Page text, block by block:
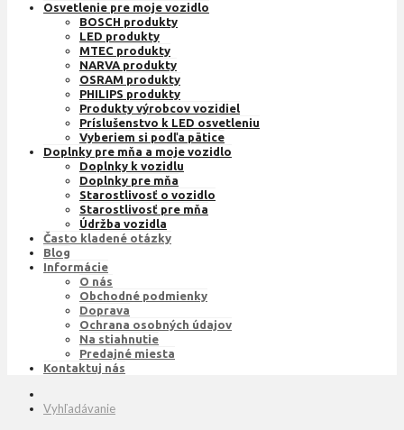
Osvetlenie pre moje vozidlo
BOSCH produkty
LED produkty
MTEC produkty
NARVA produkty
OSRAM produkty
PHILIPS produkty
Produkty výrobcov vozidiel
Príslušenstvo k LED osvetleniu
Vyberiem si podľa pätice
Doplnky pre mňa a moje vozidlo
Doplnky k vozidlu
Doplnky pre mňa
Starostlivosť o vozidlo
Starostlivosť pre mňa
Údržba vozidla
Často kladené otázky
Blog
Informácie
O nás
Obchodné podmienky
Doprava
Ochrana osobných údajov
Na stiahnutie
Predajné miesta
Kontaktuj nás
Vyhľadávanie